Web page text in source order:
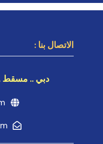
الاتصال بنا :
دبي .. مسقط